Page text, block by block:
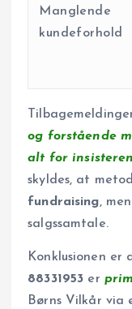
Manglende
kundeforhold
og forstående
alt for
skyldes, at
fundraising,
salgssamtale.
Konklusionen
88331953 er
Børns Vilkår